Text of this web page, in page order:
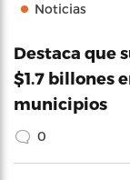
Noticias
Destaca que
$1.7 billones
municipios
0